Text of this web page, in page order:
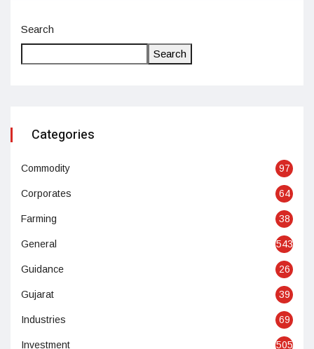
Search
Search
Categories
Commodity 97
Corporates 64
Farming 38
General 543
Guidance 26
Gujarat 39
Industries 69
Investment 505